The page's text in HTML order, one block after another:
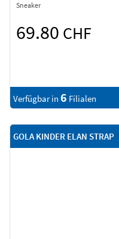
Sneaker
69.80 CHF
Verfügbar in 6 Filialen
GOLA KINDER ELAN STRAP